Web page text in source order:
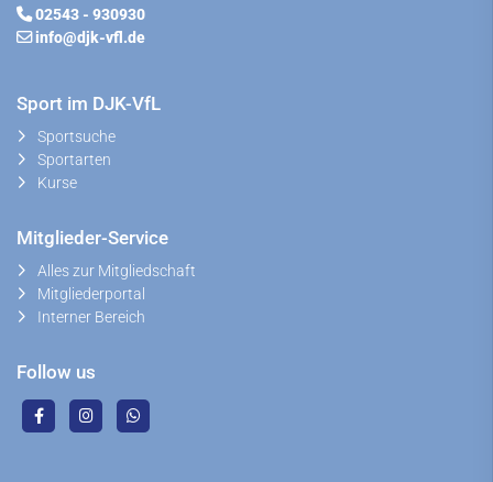
02543 - 930930
info@djk-vfl.de
Sport im DJK-VfL
Sportsuche
Sportarten
Kurse
Mitglieder-Service
Alles zur Mitgliedschaft
Mitgliederportal
Interner Bereich
Follow us